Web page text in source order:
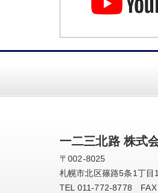
一二三北路 株式
〒002-8025
札幌市北区篠路5条1丁目
TEL 011-772-8778 FAX